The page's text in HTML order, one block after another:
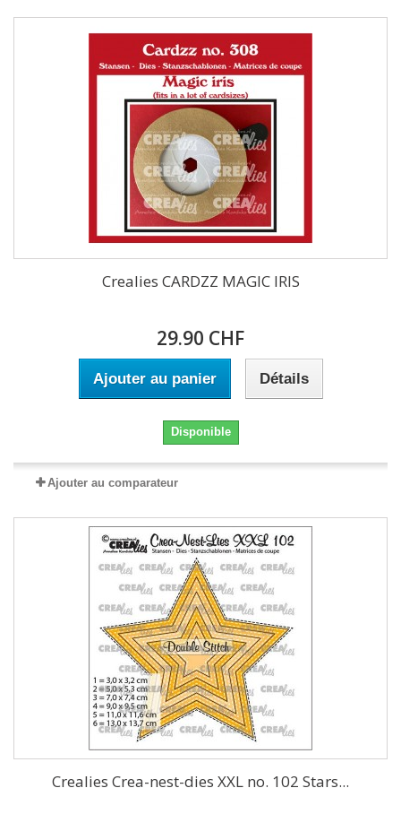
Crealies CARDZZ MAGIC IRIS
29.90 CHF
Ajouter au panier Détails
Disponible
Ajouter au comparateur
Crealies Crea-nest-dies XXL no. 102 Stars...